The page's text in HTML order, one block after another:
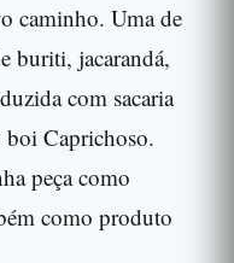
caminho. Uma de
buriti, jacarandá,
com sacaria
boi Caprichoso.
peça como
como produto